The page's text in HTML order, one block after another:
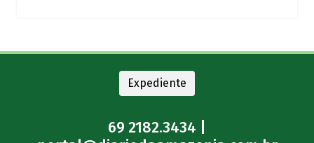
Expediente
69 2182.3434 |